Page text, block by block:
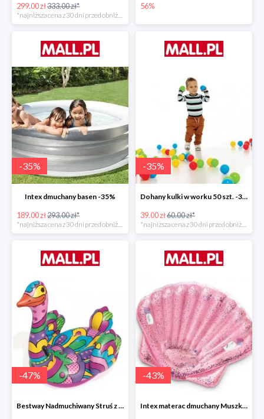
299.00 zł333.00 zł* 56%
-35%
Intex dmuchany basen -35%
189.00 zł293.00 zł*
-35%
Dohany kulki w worku 50 szt. -35%
39.00 zł60.00 zł*
-47%
Bestway Nadmuchiwany Struś z uchwytami -47%
-43%
Intex materac dmuchany Muszka -42%